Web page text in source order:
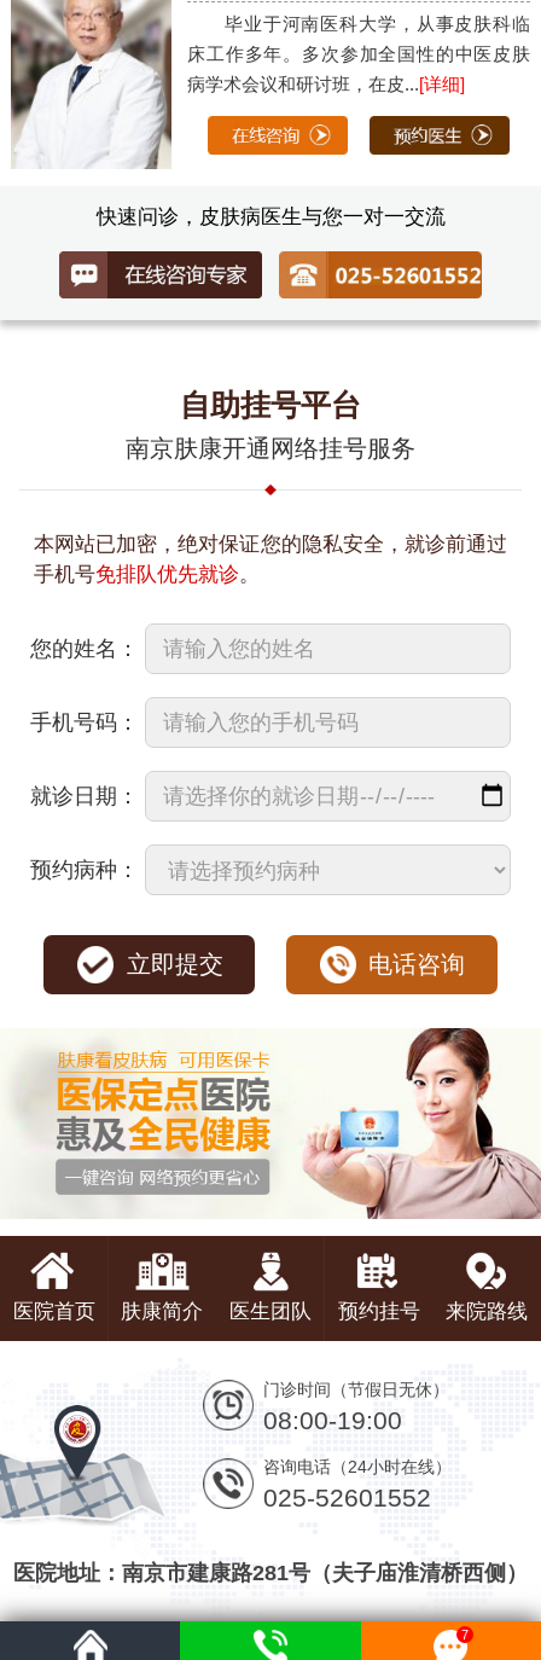
毕业于河南医科大学，从事皮肤科临
床工作多年。多次参加全国性的中医皮肤
病学术会议和研讨班，在皮...[详细]
快速问诊，皮肤病医生与您一对一交流
自助挂号平台
南京肤康开通网络挂号服务
本网站已加密，绝对保证您的隐私安全，就诊前通过
手机号免排队优先就诊。
您的姓名：
手机号码：
就诊日期：
预约病种：
立即提交 电话咨询
医院首页 肤康简介 医生团队 预约挂号 来院路线
门诊时间（节假日无休）
08:00-19:00
咨询电话（24小时在线）
025-52601552
医院地址：南京市建康路281号（夫子庙淮清桥西侧）